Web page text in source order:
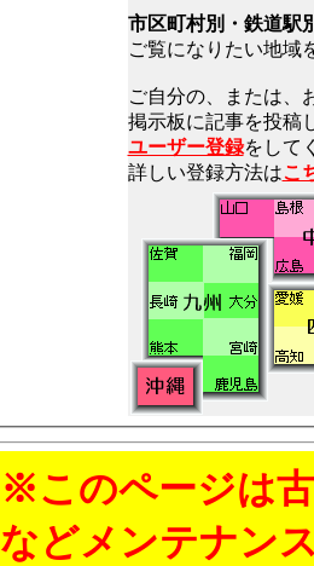
市区町村別・鉄道駅
ご覧になりたい地域
ご自分の、または、
ユーザー登録をして
詳しい登録方法はこ
※このページは
などメンテナン